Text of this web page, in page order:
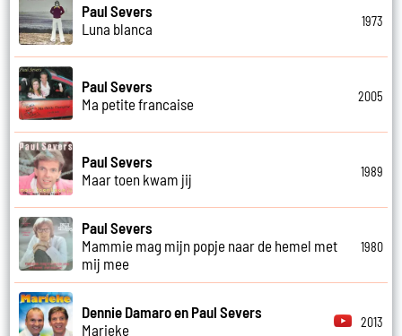
Paul Severs
Luna blanca
1973
Paul Severs
Ma petite francaise
2005
Paul Severs
Maar toen kwam jij
1989
Paul Severs
Mammie mag mijn popje naar de hemel met
mij mee
1980
Dennie Damaro en Paul Severs
Marieke
2013